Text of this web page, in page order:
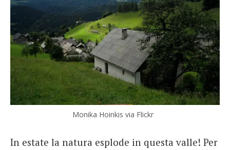
Monika Hoinkis via Flickr
In estate la natura esplode in questa valle! Per